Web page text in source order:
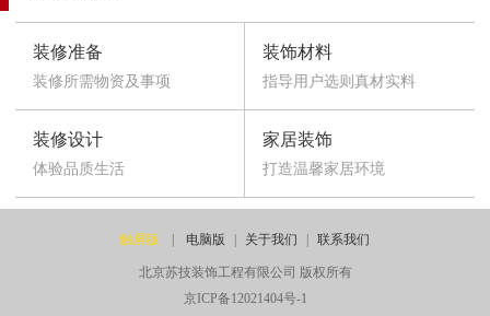
装修准备
装修所需物资及事项
装饰材料
指导用户选则真材实料
装修设计
体验品质生活
家居装饰
打造温馨家居环境
触屏版 电脑版 关于我们 联系我们
北京苏技装饰工程有限公司 版权所有
京ICP备12021404号-1